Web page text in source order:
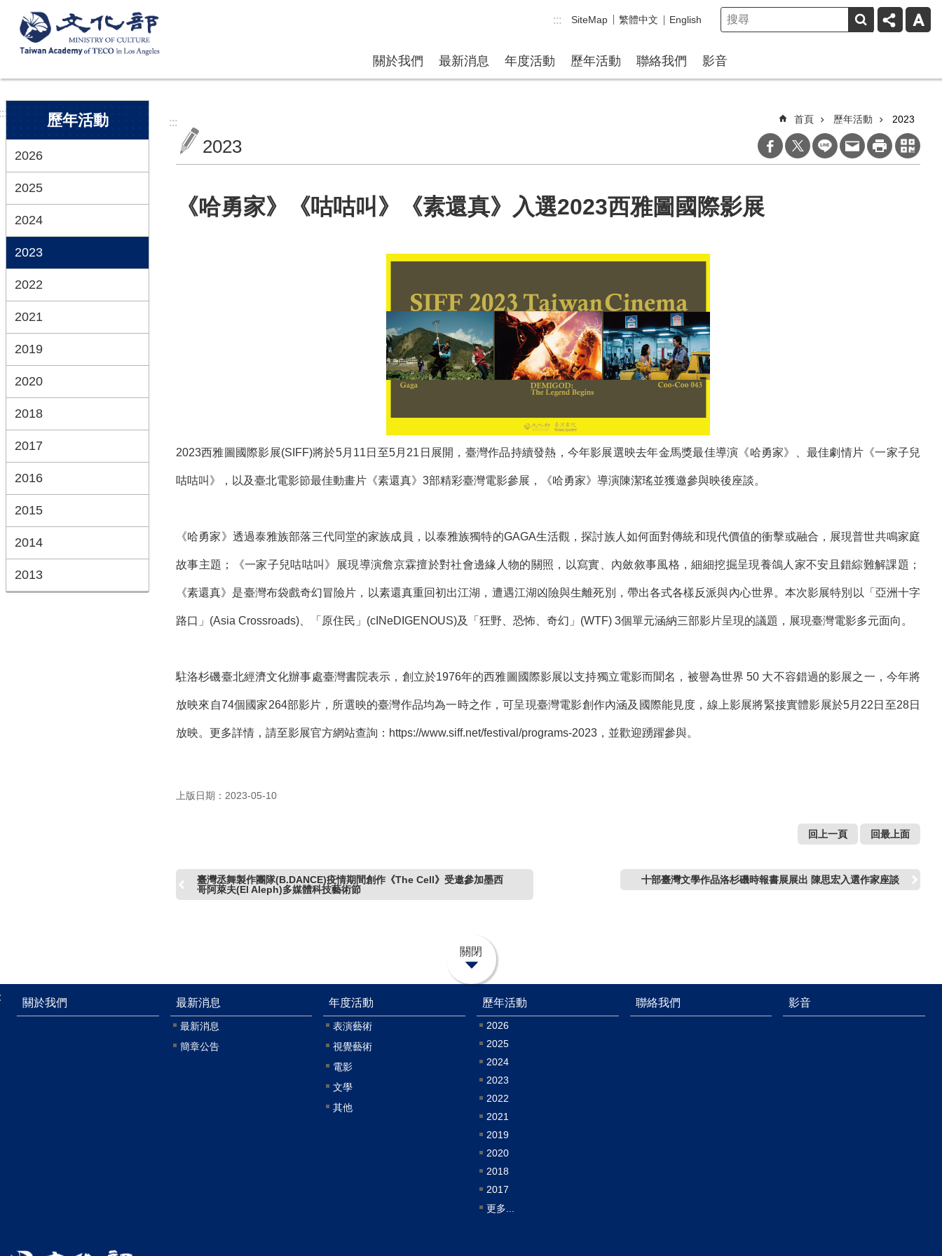
跳到主要內容區塊
::: SiteMap 繁體中文 English
關於我們 最新消息 年度活動 歷年活動 聯絡我們 影音
歷年活動
2026
2025
2024
2023
2022
2021
2019
2020
2018
2017
2016
2015
2014
2013
::: 首頁 歷年活動 2023
2023
《哈勇家》《咕咕叫》《素還真》入選2023西雅圖國際影展
2023西雅圖國際影展(SIFF)將於5月11日至5月21日展開，臺灣作品持續發熱，今年影展選映去年金馬獎最佳導演《哈勇家》、最佳劇情片《一家子兒
咕咕叫》，以及臺北電影節最佳動畫片《素還真》3部精彩臺灣電影參展，《哈勇家》導演陳潔瑤並獲邀參與映後座談。
《哈勇家》透過泰雅族部落三代同堂的家族成員，以泰雅族獨特的GAGA生活觀，探討族人如何面對傳統和現代價值的衝擊或融合，展現普世共鳴家庭
故事主題；《一家子兒咕咕叫》展現導演詹京霖擅於對社會邊緣人物的關照，以寫實、內斂敘事風格，細細挖掘呈現養鴿人家不安且錯綜難解課題；
《素還真》是臺灣布袋戲奇幻冒險片，以素還真重回初出江湖，遭遇江湖凶險與生離死別，帶出各式各樣反派與內心世界。本次影展特別以「亞洲十字
路口」(Asia Crossroads)、「原住民」(cINeDIGENOUS)及「狂野、恐怖、奇幻」(WTF) 3個單元涵納三部影片呈現的議題，展現臺灣電影多元面向。
駐洛杉磯臺北經濟文化辦事處臺灣書院表示，創立於1976年的西雅圖國際影展以支持獨立電影而聞名，被譽為世界 50 大不容錯過的影展之一，今年將
放映來自74個國家264部影片，所選映的臺灣作品均為一時之作，可呈現臺灣電影創作內涵及國際能見度，線上影展將緊接實體影展於5月22日至28日
放映。更多詳情，請至影展官方網站查詢： https://www.siff.net/festival/programs-2023 ，並歡迎踴躍參與。
上版日期：2023-05-10
回上一頁 回最上面
臺灣丞舞製作團隊(B.DANCE)疫情期間創作《The Cell》受邀參加墨西
哥阿萊夫(El Aleph)多媒體科技藝術節
十部臺灣文學作品洛杉磯時報書展展出 陳思宏入選作家座談
關閉
關於我們 最新消息
最新消息
簡章公告
年度活動
表演藝術
視覺藝術
電影
文學
其他
歷年活動
2026
2025
2024
2023
2022
2021
2019
2020
2018
2017
更多...
聯絡我們 影音